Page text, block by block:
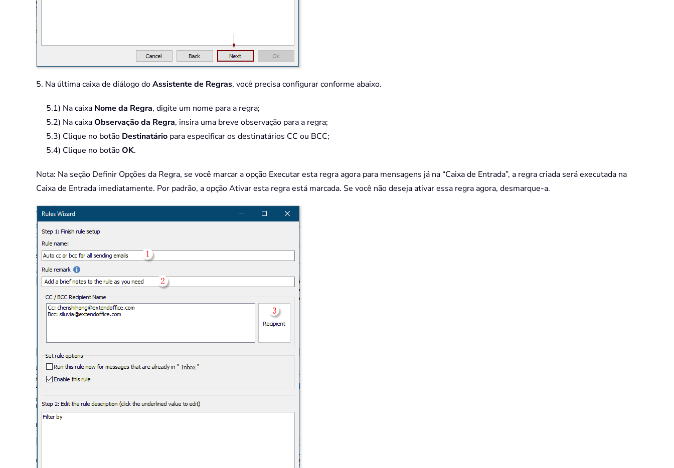
5. Na última caixa de diálogo doAssistente de Regras, você precisa configurar conforme abaixo.
5.1) Na caixa Nome da Regra, digite um nome para a regra;
5.2) Na caixaObservação da Regra, insira uma breve observação para a regra;
5.3) Clique no botão Destinatário para especificar os destinatários CC ou BCC;
5.4) Clique no botãoOK.
Nota: Na seção Definir Opções da Regra, se você marcar a opção Executar esta regra agora para mensagens já na “Caixa de Entrada”, a regra criada será executada na
Caixa de Entrada imediatamente. Por padrão, a opção Ativar esta regra está marcada. Se você não deseja ativar essa regra agora, desmarque-a.